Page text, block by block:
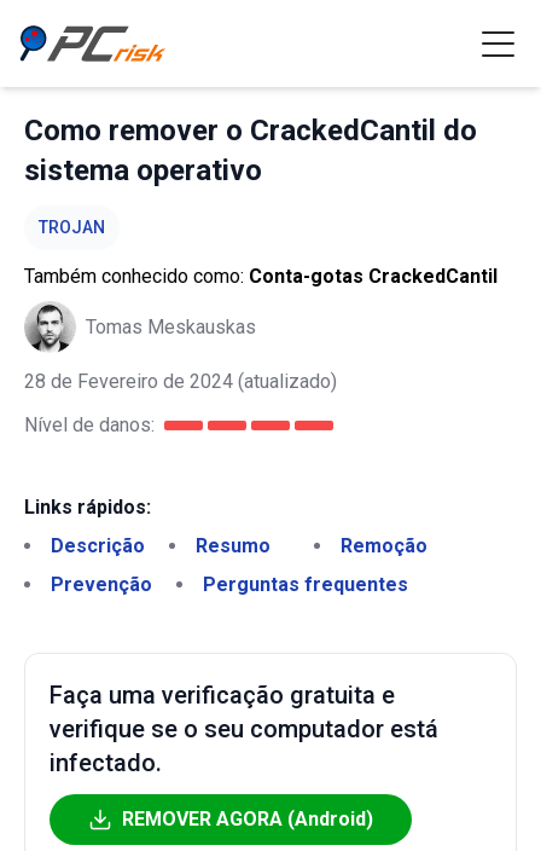
Como remover o CrackedCantil do
sistema operativo
TROJAN
Também conhecido como: Conta-gotas CrackedCantil
Tomas Meskauskas
28 de Fevereiro de 2024 (atualizado)
Nível de danos:
Links rápidos:
Descrição
Resumo
Remoção
Prevenção
Perguntas frequentes
Faça uma verificação gratuita e
verifique se o seu computador está
infectado.
REMOVER AGORA (Android)